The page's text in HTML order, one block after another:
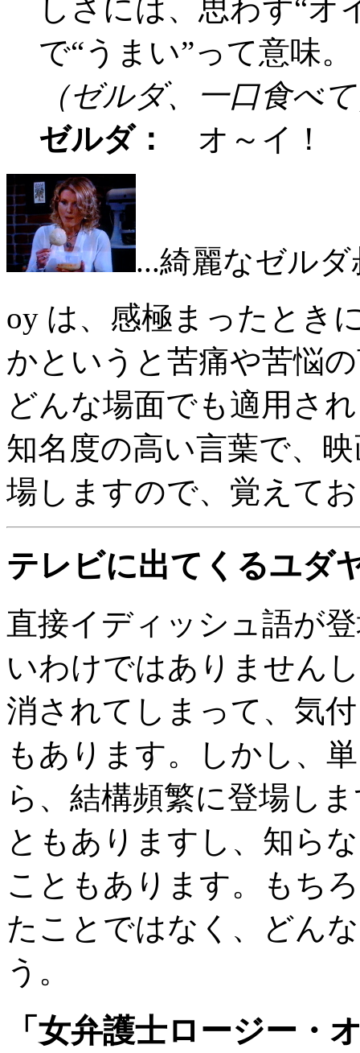
しさには、思わず“
で“うまい”って意味。
（ゼルダ、一口食べ
ゼルダ：
オ～イ！
...綺麗なゼル
oy は、感極まったとき
かというと苦痛や苦悩
どんな場面でも適用さ
知名度の高い言葉で、
場しますので、覚えて
テレビに出てくるユダ
直接イディッシュ語が
いわけではありません
消されてしまって、気
もあります。しかし、
ら、結構頻繁に登場し
ともありますし、知ら
こともあります。もち
たことではなく、どん
う。
「女弁護士ロージー・